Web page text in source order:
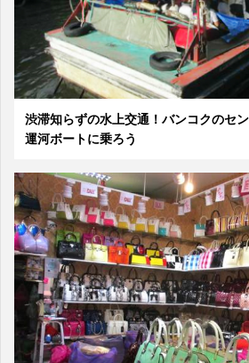
渋滞知らずの水上交通！バンコクのセ
運河ボートに乗ろう